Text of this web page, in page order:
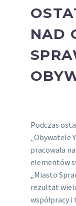
NAD
Podczas
„Obywatele
pracowała
elementów
„Miasto
rezultat
współpracy